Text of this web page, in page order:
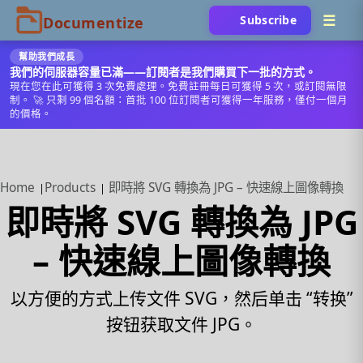
Subscribe
幫助我們成長
我們的伺服器容量已滿——訂閱者是我們購買下一批的方式。
現在您在此可獲得 3 次免費處理。免費註冊每日可獲得 5 次，或訂閱無限
制。 🚀 只剩 99 個名額：首批 100 位訂閱者可獲得一年服務，僅付一個月
的價格。
Home Products 即時將 SVG 轉換為 JPG – 快速線上圖像轉換
即時將 SVG 轉換為 JPG
– 快速線上圖像轉換
以方便的方式上传文件 SVG，然后单击 “转换”
按钮获取文件 JPG。